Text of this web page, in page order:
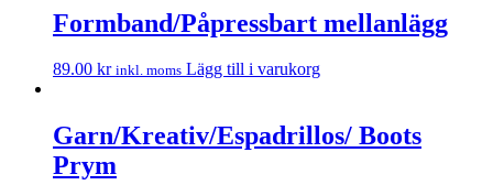
Formband/Påpressbart mellanlägg
89.00 kr inkl. moms Lägg till i varukorg
Garn/Kreativ/Espadrillos/ Boots
Prym